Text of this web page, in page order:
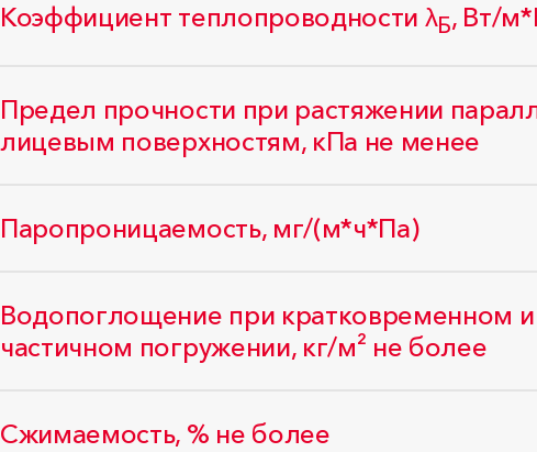
Коэффициент теплопроводности λБ, Вт/
Предел прочности при растяжении
лицевым поверхностям, кПа не менее
Паропроницаемость, мг/(м*ч*Па)
Водопоглощение при кратковременном и
частичном погружении, кг/м² не более
Сжимаемость, % не более